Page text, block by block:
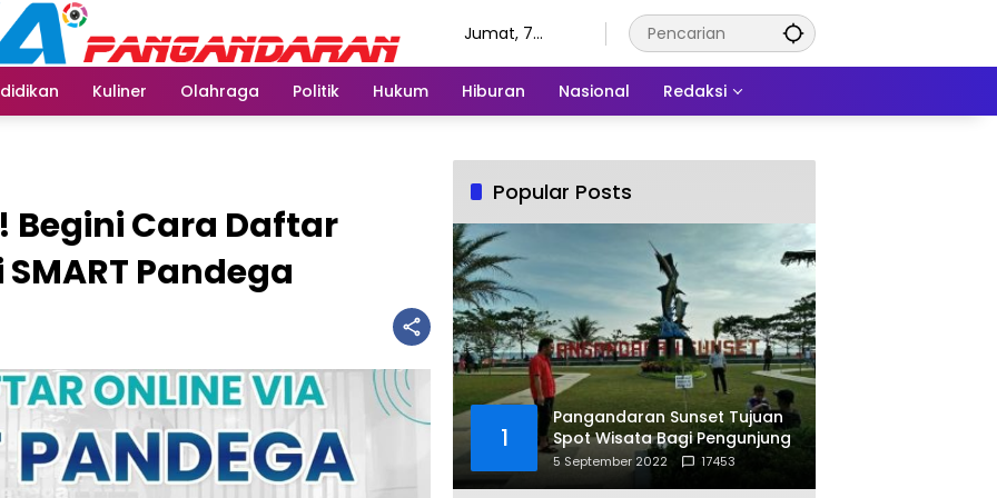
Jumat, 7
Kuliner Olahraga Politik Hukum Hiburan Nasional Redaksi
Begini Cara Daftar
Pandega
Popular Posts
1
Pangandaran Sunset Tujuan
Spot Wisata Bagi Pengunjung
5 September 2022 17453